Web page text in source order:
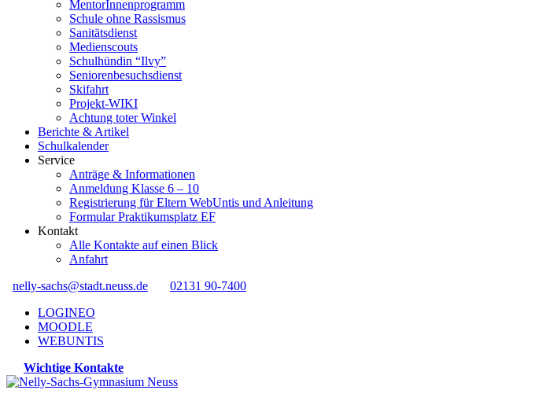
MentorInnenprogramm
Schule ohne Rassismus
Sanitätsdienst
Medienscouts
Schulhündin “Ilvy”
Seniorenbesuchsdienst
Skifahrt
Projekt-WIKI
Achtung toter Winkel
Berichte & Artikel
Schulkalender
Service
Anträge & Informationen
Anmeldung Klasse 6 – 10
Registrierung für Eltern WebUntis und Anleitung
Formular Praktikumsplatz EF
Kontakt
Alle Kontakte auf einen Blick
Anfahrt
nelly-sachs@stadt.neuss.de
02131 90-7400
LOGINEO
MOODLE
WEBUNTIS
Wichtige Kontakte